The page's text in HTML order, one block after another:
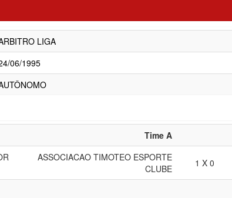
LIGA
06/1995
Time A
ASSOCIACAO TIMOTEO ESPORTE
CLUBE
1 X 0